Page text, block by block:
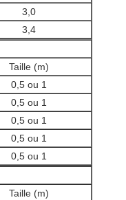
3,0
3,4
Taille (m)
0,5 ou 1
0,5 ou 1
0,5 ou 1
0,5 ou 1
0,5 ou 1
Taille (m)